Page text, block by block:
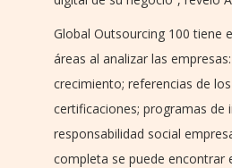
Global Outsourcing 100 tiene
áreas al analizar las
crecimiento; referencias de
certificaciones; programas de
responsabilidad social
completa se puede encontrar